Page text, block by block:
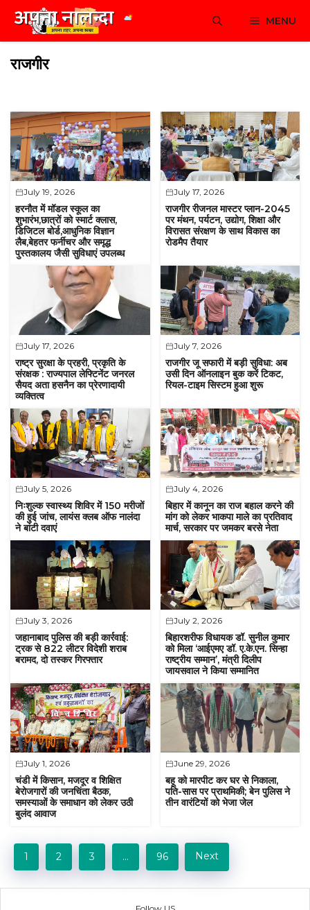
content
MENU
राजगीर
July 19, 2026
हरनौत में मॉडल स्‍कूल का
शुभारंभ,छात्रों को स्मार्ट क्लास,
डिजिटल बोर्ड,आधुनिक विज्ञान
लैब,बेहतर फर्नीचर और समृद्ध
पुस्तकालय जैसी सुविधाएं उपलब्ध
July 17, 2026
राजगीर रीजनल मास्टर प्लान-2045
पर मंथन, पर्यटन, उद्योग, शिक्षा और
विरासत संरक्षण के साथ विकास का
रोडमैप तैयार
July 17, 2026
राष्ट्र सुरक्षा के प्रहरी, प्रकृति के
संरक्षक : राज्यपाल लेफ्टिनेंट जनरल
सैयद अता हसनैन का प्रेरणादायी
व्यक्तित्व
July 7, 2026
राजगीर जू सफारी में बड़ी सुविधा: अब
उसी दिन ऑनलाइन बुक करें टिकट,
रियल-टाइम सिस्टम हुआ शुरू
July 5, 2026
निःशुल्क स्वास्थ्य शिविर में 150 मरीजों
की हुई जांच, लायंस क्लब ऑफ नालंदा
ने बांटी दवाएं
July 4, 2026
बिहार में कानून का राज बहाल करने की
मांग को लेकर भाकपा माले का प्रतिवाद
मार्च, सरकार पर जमकर बरसे नेता
July 3, 2026
जहानाबाद पुलिस की बड़ी कार्रवाई:
ट्रक से 822 लीटर विदेशी शराब
बरामद, दो तस्कर गिरफ्तार
July 2, 2026
बिहारशरीफ विधायक डॉ. सुनील कुमार
को मिला ‘आईएमए डॉ. ए.के.एन. सिन्हा
राष्ट्रीय सम्मान’, मंत्री दिलीप
जायसवाल ने किया सम्मानित
July 1, 2026
चंडी में किसान, मजदूर व शिक्षित
बेरोजगारों की जनचिंता बैठक,
समस्याओं के समाधान को लेकर उठी
बुलंद आवाज
June 29, 2026
बहू को मारपीट कर घर से निकाला,
पति-सास पर प्राथमिकी; बेन पुलिस ने
तीन वारंटियों को भेजा जेल
1 2 3 … 96 Next